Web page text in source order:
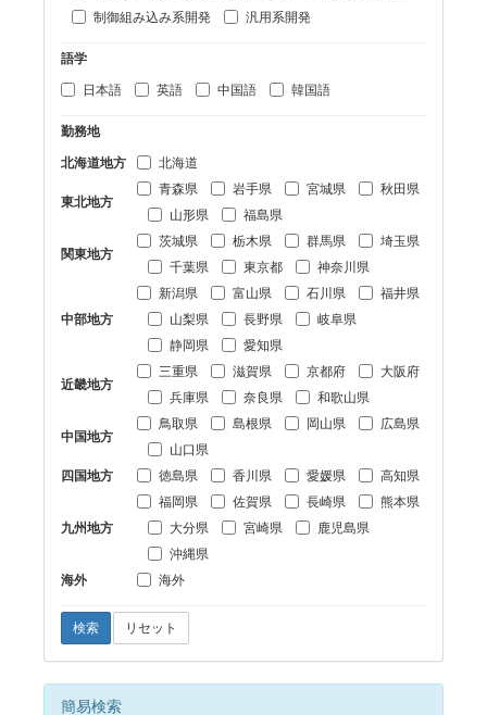
制御組み込み系開発
汎用系開発
語学
日本語
英語 中国語 韓国語
勤務地
北海道地方
北海道
東北地方
青森県 岩手県 宮城県
秋田県
山形県
福島県
関東地方
茨城県 栃木県 群馬県
埼玉県
千葉県
東京都 神奈川県
中部地方
新潟県 富山県 石川県
福井県
山梨県
長野県
岐阜県
静岡県
愛知県
近畿地方
三重県 滋賀県 京都府
大阪府
兵庫県
奈良県 和歌山県
中国地方
鳥取県 島根県 岡山県
広島県
山口県
四国地方
徳島県 香川県 愛媛県 高知県
九州地方
福岡県 佐賀県 長崎県
熊本県
大分県
宮崎県
鹿児島県
沖縄県
海外
海外
検索 リセット
簡易検索